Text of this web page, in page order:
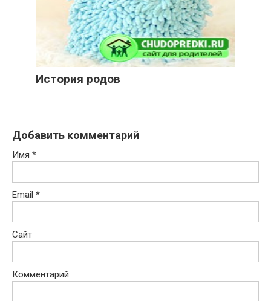
История родов
Добавить комментарий
Имя *
Email *
Сайт
Комментарий